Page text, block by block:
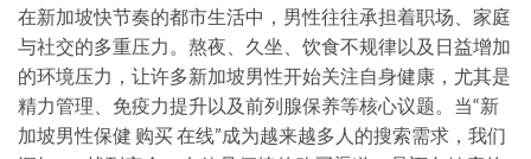
在新加坡快节奏的都市生活中，男性往往承担着职场、家庭
与社交的多重压力。熬夜、久坐、饮食不规律以及日益增加
的环境压力，让许多新加坡男性开始关注自身健康，尤其是
精力管理、免疫力提升以及前列腺保养等核心议题。当“新
加坡男性保健 购买 在线”成为越来越多人的搜索需求，我们